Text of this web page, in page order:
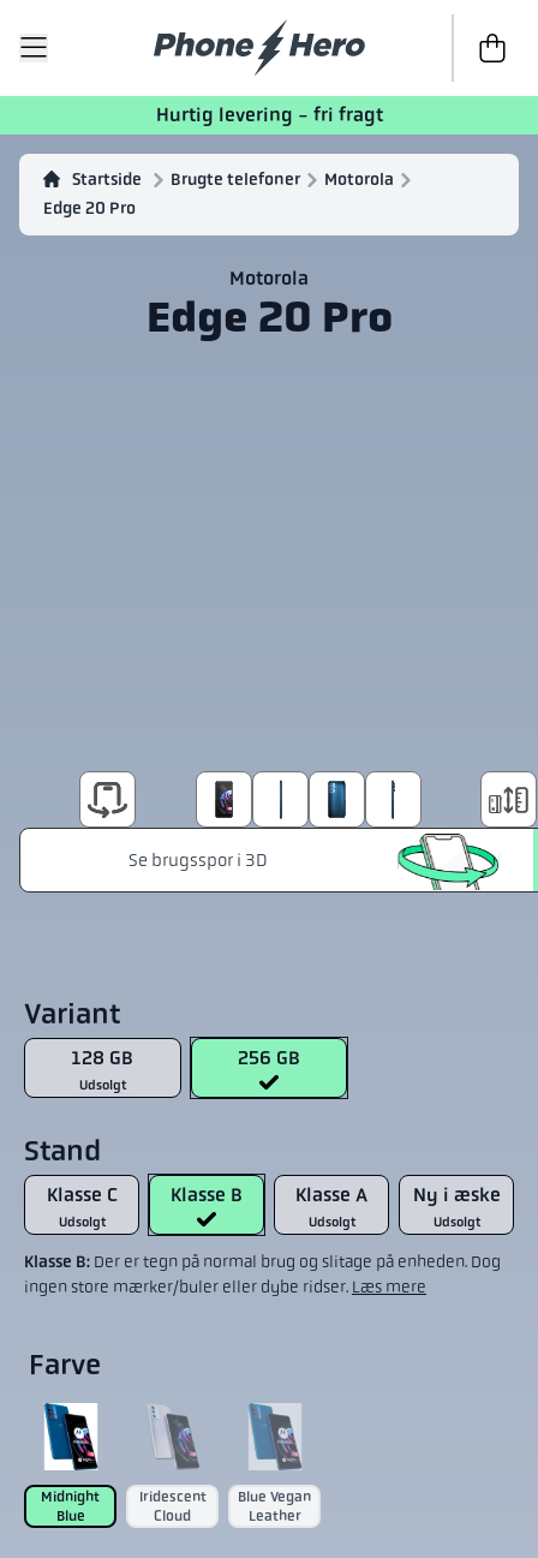
Til
Hurtig levering - fri fragt
Startside Brugte telefoner
Motorola
Edge 20 Pro
Motorola
Edge 20 Pro
Variant
128 GB
Udsolgt
256 GB
Stand
Klasse C
Udsolgt
Klasse B Klasse A
Udsolgt
Ny i æske
Udsolgt
Klasse B: Der er tegn på normal brug og slitage på enheden. Dog
ingen store mærker/buler eller dybe ridser. Læs mere
Farve
Midnight
Blue
Iridescent
Cloud
Blue Vegan
Leather